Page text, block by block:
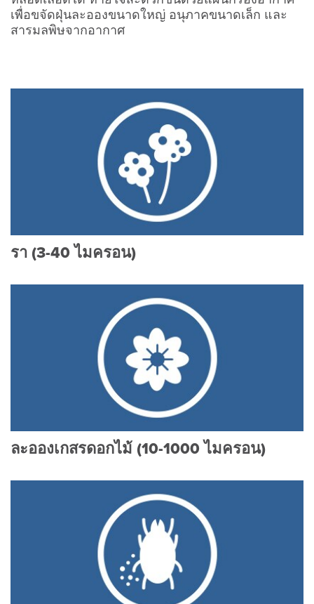
เพื่อขจัดฝุ่นละอองขนาดใหญ่ อนุภาคขนาดเล็ก และ
สารมลพิษจากอากาศ
รา (3-40 ไมครอน)
ละอองเกสรดอกไม้ (10-1000 ไมครอน)